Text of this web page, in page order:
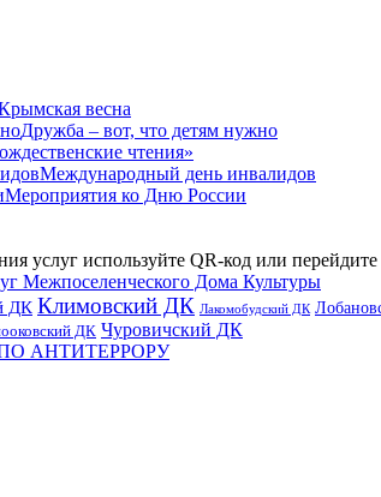
весна
Дружба – вот, что детям нужно
чтения»
Международный день инвалидов
Мероприятия ко Дню России
услуг используйте QR-код или
Межпоселенческого Дома Культуры
ДК Климовский ДК Лакомобудский ДК
ДК Чуровичский ДК
АНТИТЕРРОРУ